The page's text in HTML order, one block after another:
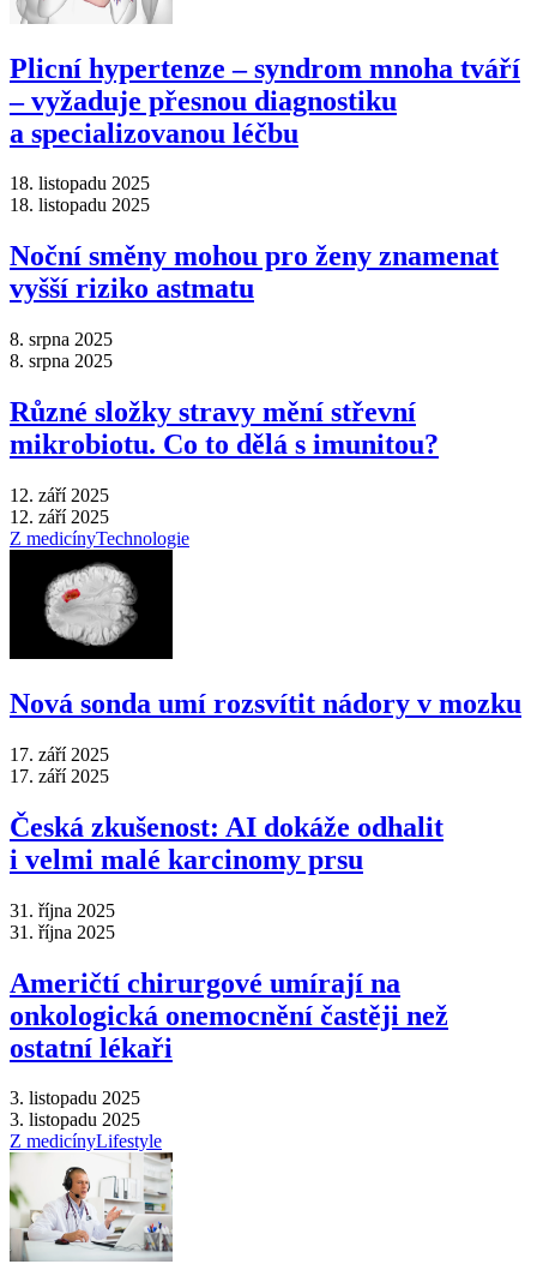
Plicní hypertenze –⁠ syndrom mnoha tváří
–⁠ vyžaduje přesnou diagnostiku
a specializovanou léčbu
18. listopadu 2025
18. listopadu 2025
Noční směny mohou pro ženy znamenat
vyšší riziko astmatu
8. srpna 2025
8. srpna 2025
Různé složky stravy mění střevní
mikrobiotu. Co to dělá s imunitou?
12. září 2025
12. září 2025
Z medicínyTechnologie
Nová sonda umí rozsvítit nádory v mozku
17. září 2025
17. září 2025
Česká zkušenost: AI dokáže odhalit
i velmi malé karcinomy prsu
31. října 2025
31. října 2025
Američtí chirurgové umírají na
onkologická onemocnění častěji než
ostatní lékaři
3. listopadu 2025
3. listopadu 2025
Z medicínyLifestyle